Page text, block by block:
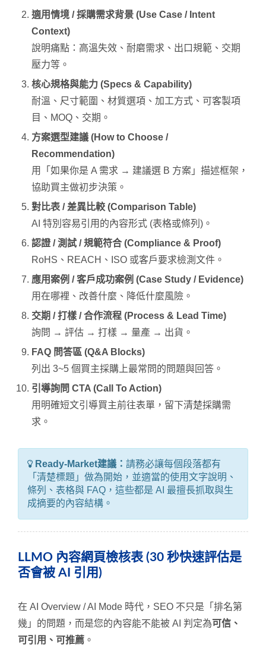
適用情境 / 採購需求背景 (Use Case / Intent
Context)
說明痛點：高溫失效、耐磨需求、出口規範、交期
壓力等。
核心規格與能力 (Specs & Capability)
耐溫、尺寸範圍、材質選項、加工方式、可客製項
目、MOQ、交期。
方案選型建議 (How to Choose /
Recommendation)
用「如果你是 A 需求 → 建議選 B 方案」描述框架，
協助買主做初步決策。
對比表 / 差異比較 (Comparison Table)
AI 特別容易引用的內容形式 (表格或條列)。
認證 / 測試 / 規範符合 (Compliance & Proof)
RoHS、REACH、ISO 或客戶要求檢測文件。
應用案例 / 客戶成功案例 (Case Study / Evidence)
用在哪裡、改善什麼、降低什麼風險。
交期 / 打樣 / 合作流程 (Process & Lead Time)
詢問 → 評估 → 打樣 → 量產 → 出貨。
FAQ 問答區 (Q&A Blocks)
列出 3~5 個買主採購上最常問的問題與回答。
引導詢問 CTA (Call To Action)
用明確短文引導買主前往表單，留下清楚採購需
求。
Ready-Market建議： 請務必讓每個段落都有
「清楚標題」做為開始，並適當的使用文字說明、
條列、表格與 FAQ，這些都是 AI 最擅長抓取與生
成摘要的內容結構。
LLMO 內容網頁檢核表 (30 秒快速評估是
否會被 AI 引用)
在 AI Overview / AI Mode 時代，SEO 不只是「排名第
幾」的問題，而是您的內容能不能被 AI 判定為可信、
可引用、可推薦 。